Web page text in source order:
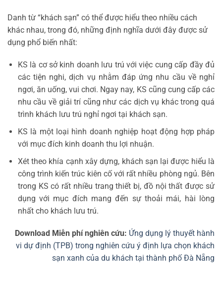
Danh từ “khách sạn” có thể được hiểu theo nhiều cách
khác nhau, trong đó, những định nghĩa dưới đây được sử
dụng phổ biến nhất:
KS là cơ sở kinh doanh lưu trú với việc cung cấp đầy đủ
các tiện nghi, dịch vụ nhằm đáp ứng nhu cầu về nghỉ
ngơi, ăn uống, vui chơi. Ngay nay, KS cũng cung cấp các
nhu cầu về giải trí cũng như các dịch vụ khác trong quá
trình khách lưu trú nghỉ ngơi tại khách sạn.
KS là một loại hình doanh nghiệp hoạt động hợp pháp
với mục đích kinh doanh thu lợi nhuận.
Xét theo khía cạnh xây dựng, khách sạn lại được hiểu là
công trình kiến trúc kiên cố với rất nhiều phòng ngủ. Bên
trong KS có rất nhiều trang thiết bị, đồ nội thất được sử
dụng với mục đích mang đến sự thoải mái, hài lòng
nhất cho khách lưu trú.
Download Miễn phí nghiên cứu: Ứng dụng lý thuyết hành
vi dự định (TPB) trong nghiên cứu ý định lựa chọn khách
sạn xanh của du khách tại thành phố Đà Nẵng